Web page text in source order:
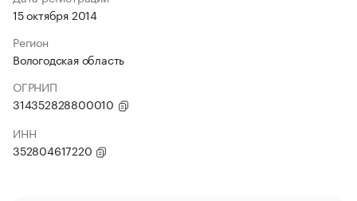
15 октября 2014
Регион
Вологодская область
ОГРНИП
314352828800010
ИНН
352804617220